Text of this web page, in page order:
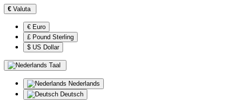
€ Valuta
€ Euro
£ Pound Sterling
$ US Dollar
Taal
Nederlands
Deutsch